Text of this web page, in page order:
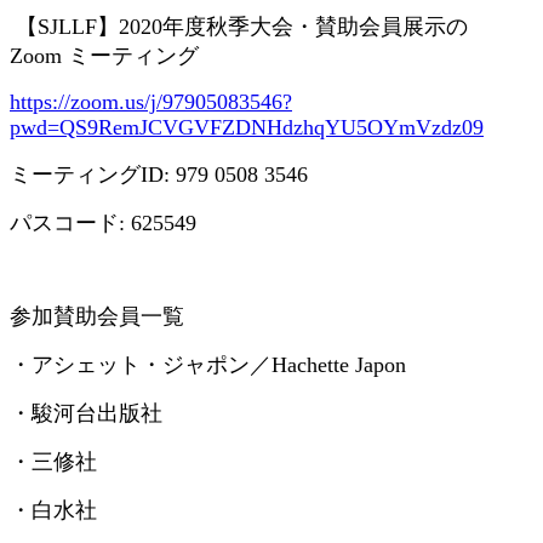
【 SJLLF】 2020年度秋季大会・賛助会員展示の
Zoom ミーティング
https://zoom.us/j/97905083546?
pwd=QS9RemJCVGVFZDNHdzhqYU5OYmVzdz09
ミーティングID: 979 0508 3546
パスコード: 625549
参加賛助会員一覧
・アシェット・ジャポン／Hachette Japon
・駿河台出版社
・三修社
・白水社